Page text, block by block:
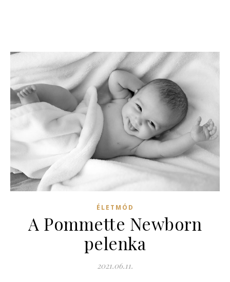
ÉLETMÓD
A Pommette Newborn
pelenka
2021.06.11.